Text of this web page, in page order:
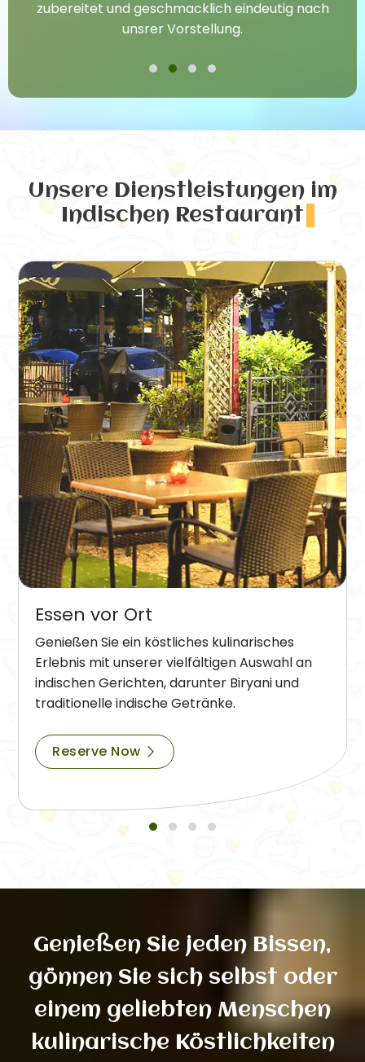
zubereitet und geschmacklich eindeutig nach
unsrer Vorstellung.
Unsere Dienstleistungen im
Indischen Restaurant
Essen vor Ort
Genießen Sie ein köstliches kulinarisches
Erlebnis mit unserer vielfältigen Auswahl an
indischen Gerichten, darunter Biryani und
traditionelle indische Getränke.
Reserve Now
Genießen Sie jeden Bissen,
gönnen Sie sich selbst oder
einem geliebten Menschen
kulinarische Köstlichkeiten